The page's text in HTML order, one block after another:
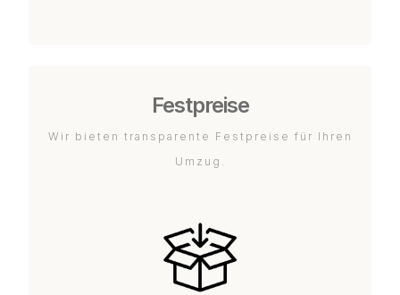
Festpreise
Wir bieten transparente Festpreise für Ihren
Umzug.